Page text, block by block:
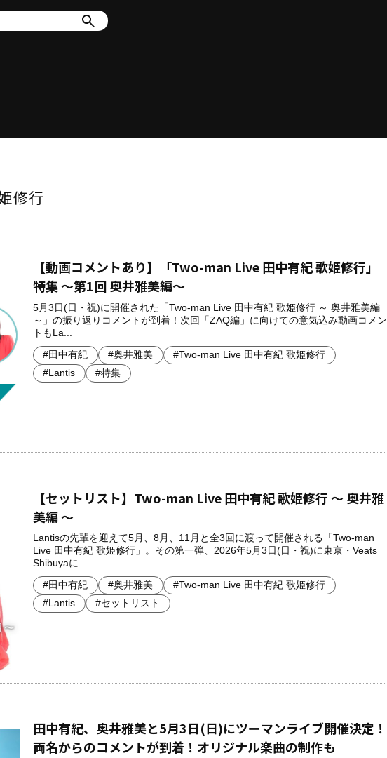
修行
【動画コメントあり】「Two-man Live 田中有紀 歌姫修行」
特集 ～第1回 奥井雅美編～
5月3日(日・祝)に開催された「Two-man Live 田中有紀 歌姫修行 ～ 奥井雅美編
～」の振り返りコメントが到着！次回「ZAQ編」に向けての意気込み動画コメン
トもLa...
#田中有紀 #奥井雅美
#Two-man Live 田中有紀 歌姫修行
#Lantis
#特集
【セットリスト】Two-man Live 田中有紀 歌姫修行 ～ 奥井雅
美編 ～
Lantisの先輩を迎えて5月、8月、11月と全3回に渡って開催される「Two-man
Live 田中有紀 歌姫修行」。その第一弾、2026年5月3日(日・祝)に東京・Veats
Shibuyaに...
#田中有紀 #奥井雅美
#Two-man Live 田中有紀 歌姫修行
#Lantis
#セットリスト
田中有紀、奥井雅美と5月3日(日)にツーマンライブ開催決定！
両名からのコメントが到着！オリジナル楽曲の制作も